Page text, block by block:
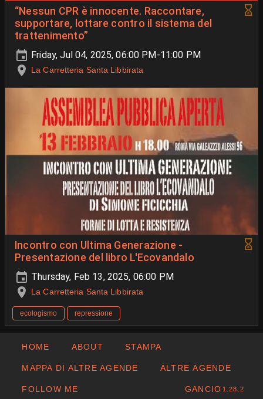
“Nessun CPR è innocente. Raccontare,
supportare, lottare contro il sistema del
trattenimento”
Friday, Jul 04, 2025, 06:00 PM-11:00 PM
La Carretteria Santa Libbirata
Incontro con Ultima Generazione -
Presentazione del libro L'Ecovandalo
Thursday, Feb 13, 2025, 06:00 PM
La Carretteria Santa Libbirata
ecologismo repressione
HOME ABOUT STAMPA
MAPPA DI ALTRE AGENDE ALTRE AGENDE
FOLLOW ME GANCIO 1.28.2